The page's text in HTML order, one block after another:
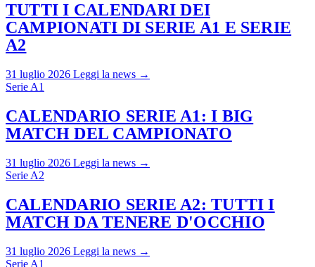
TUTTI I CALENDARI DEI
CAMPIONATI DI SERIE A1 E SERIE
A2
31 luglio 2026 Leggi la news →
Serie A1
CALENDARIO SERIE A1: I BIG
MATCH DEL CAMPIONATO
31 luglio 2026 Leggi la news →
Serie A2
CALENDARIO SERIE A2: TUTTI I
MATCH DA TENERE D'OCCHIO
31 luglio 2026 Leggi la news →
Serie A1